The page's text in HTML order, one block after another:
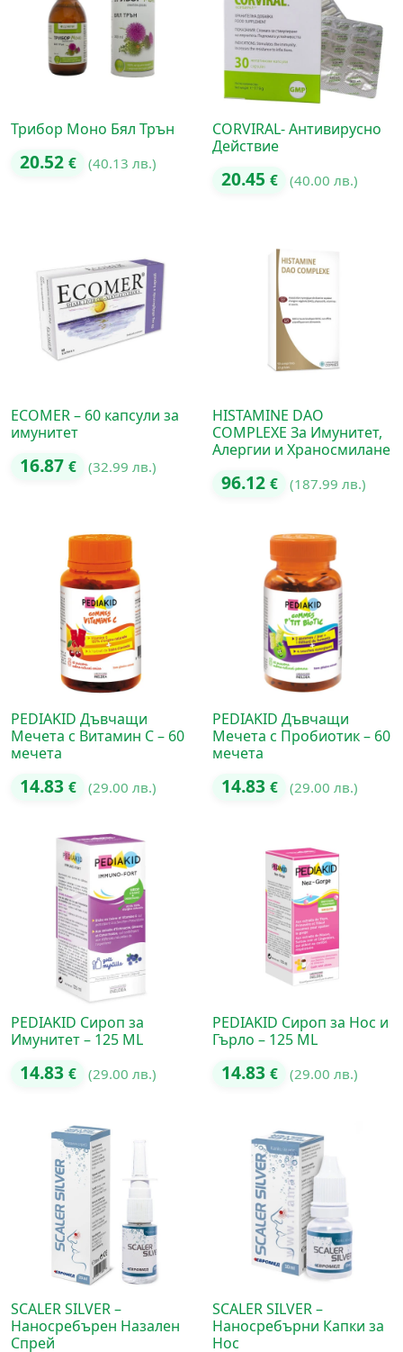
Трибор Моно Бял Трън
20.52 € (40.13 лв.)
CORVIRAL- Антивирусно
Действие
20.45 € (40.00 лв.)
ECOMER – 60 капсули за
имунитет
16.87 € (32.99 лв.)
HISTAMINE DAO
COMPLEXE За Имунитет,
Алергии и Храносмилане
96.12 € (187.99 лв.)
PEDIAKID Дъвчащи
Мечета с Витамин C – 60
мечета
14.83 € (29.00 лв.)
PEDIAKID Дъвчащи
Мечета с Пробиотик – 60
мечета
14.83 € (29.00 лв.)
PEDIAKID Сироп за
Имунитет – 125 ML
14.83 € (29.00 лв.)
PEDIAKID Сироп за Нос и
Гърло – 125 ML
14.83 € (29.00 лв.)
SCALER SILVER –
Наносребърен Назален
Спрей
SCALER SILVER –
Наносребърни Капки за
Нос